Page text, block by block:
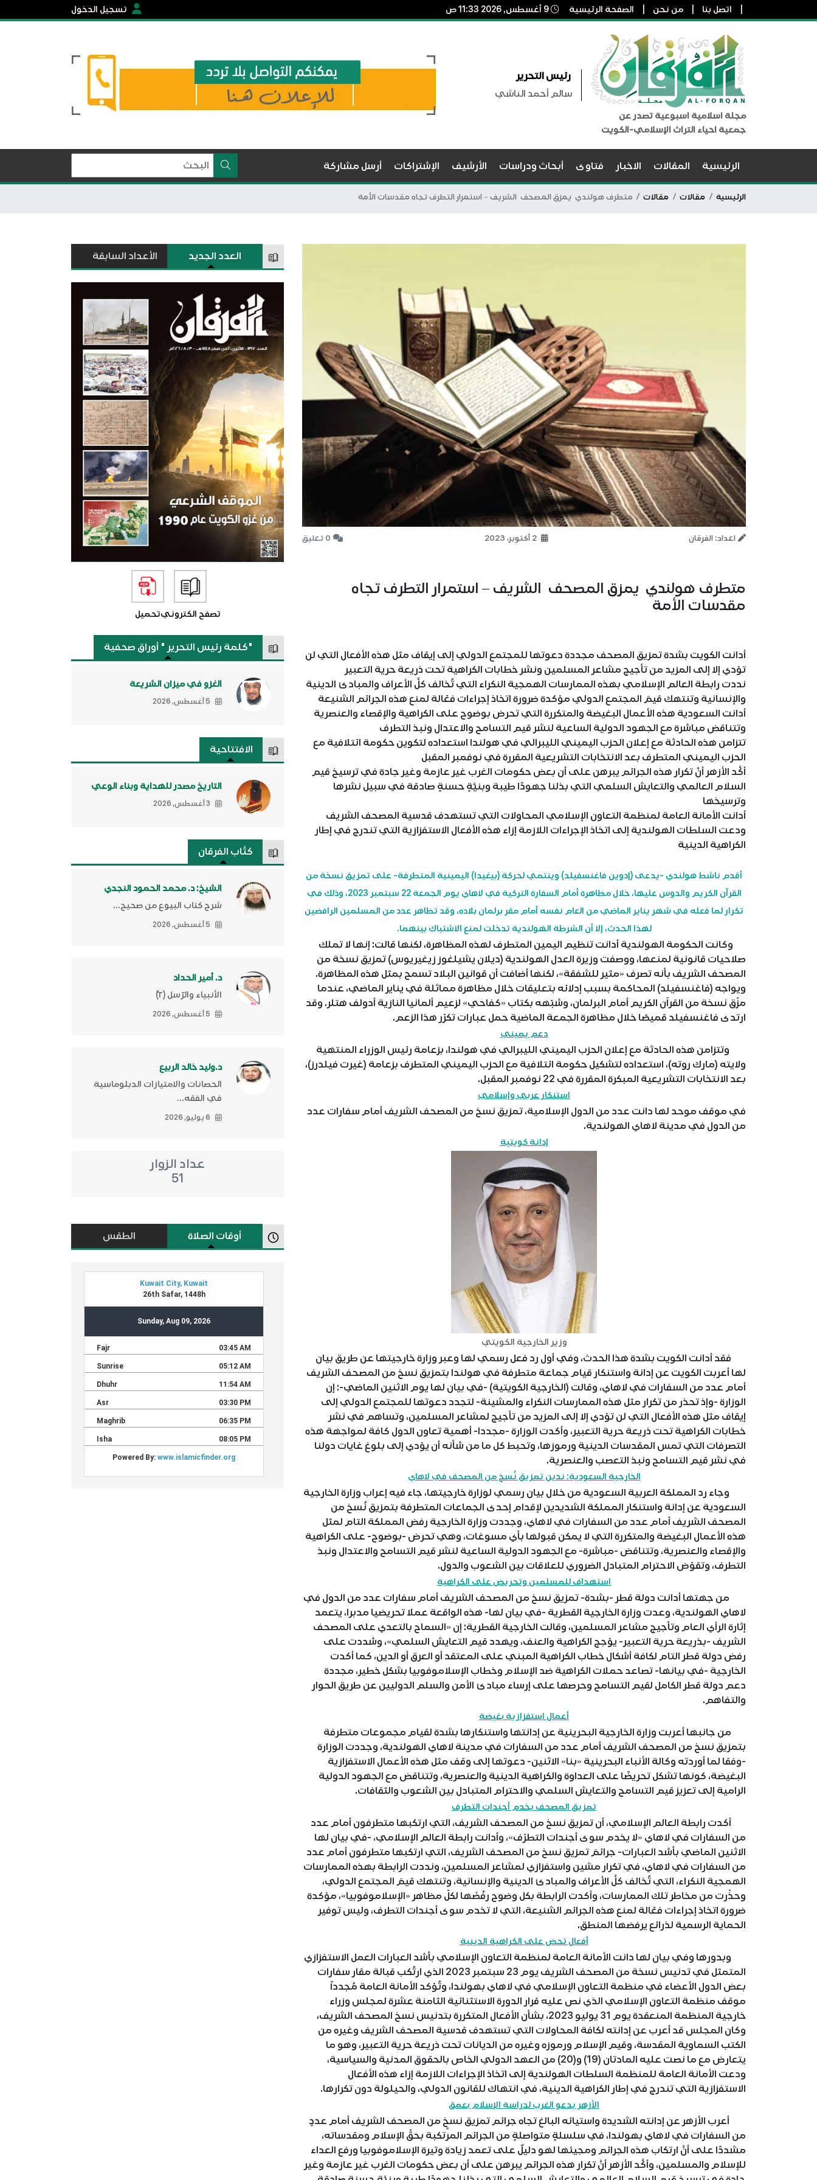
اتصل بنا من نحن الصفحة الرئيسية تسجيل الدخول
مجلة اسلامية اسبوعية تصدر عن
جمعية احياء التراث الإسلامي-الكويت
رئيس التحرير
سالم أحمد الناشي
الرئيسية المقالات الاخبار فتاوى أبحاث ودراسات الأرشيف الإشتراكات أرسل مشاركة
الرئيسية مقالات مقالات متطرف هولندي يمزق المصحف الشريف – استمرار التطرف تجاه مقدسات الأمة
اعداد: الفرقان 2 أكتوبر، 2023 0 تعليق
متطرف هولندي يمزق المصحف الشريف – استمرار التطرف تجاه
مقدسات الأمة
أدانت الكويت بشدة تمزيق المصحف مجددة دعوتها للمجتمع الدولي إلى إيقاف مثل هذه الأفعال التي لن
تؤدي إلا إلى المزيد من تأجيج مشاعر المسلمين ونشر خطابات الكراهية تحت ذريعة حرية التعبير
نددت رابطة العالم الإسلامي بهذه الممارسات الهمجية النكراء التي تُخالف كلَّ الأعراف والمبادئ الدينية
والإنسانية وتنتهك قيمَ المجتمع الدولي مؤكدة ضرورة اتخاذ إجراءات فعّالة لمنع هذه الجرائم الشنيعة
أدانت السعودية هذه الأعمال البغيضة والمتكررة التي تحرض بوضوح على الكراهية والإقصاء والعنصرية
وتتناقض مباشرة مع الجهود الدولية الساعية لنشر قيم التسامح والاعتدال ونبذ التطرف
تتزامن هذه الحادثة مع إعلان الحزب اليميني الليبرالي في هولندا استعداده لتكوين حكومة ائتلافية مع
الحزب اليميني المتطرف بعد الانتخابات التشريعية المقررة في نوفمبر المقبل
أكَّد الأزهر أنَّ تكرار هذه الجرائم يبرهن على أن بعض حكومات الغرب غير عازمة ‏وغير جادة في ‏ترسيخ قيم
السلام العالمي والتعايش السلمي التي بذلنا ‏جهودًا طيبة وبنيَّةٍ حسنةٍ صادقة في سبيل نشرها
وترسيخها
أدانت الأمانة العامة لمنظمة التعاون الإسلامي المحاولات التي تستهدف قدسية المصحف الشريف
ودعت السلطات الهولندية إلى اتخاذ الإجراءات اللازمة إزاء هذه الأفعال الاستفزازية التي تندرج في إطار
الكراهية الدينية
أقدم ناشط هولندي -يدعى (إدوين فاغنسفيلد) وينتمي لحركة (بيغيدا) اليمينية المتطرفة- على تمزيق نسخة من
القرآن الكريم والدوس عليها، خلال مظاهرة أمام السفارة التركية في لاهاي يوم الجمعة 22 سبتمبر 2023، وذلك في
تكرار لما فعله في شهر يناير الماضي من العام نفسه أمام مقر برلمان بلاده، وقد تظاهر عدد من المسلمين الرافضين
لهذا الحدث، إلا أن الشرطة الهولندية تدخلت لمنع الاشتباك بينهما.
وكانت الحكومة الهولندية أدانت تنظيم اليمين المتطرف لهذه المظاهرة، لكنها قالت: إنها لا تملك
صلاحيات قانونية لمنعها، ووصفت وزيرة العدل الهولندية (ديلان يشيلغوز زيغيريوس) تمزيق نسخة من
المصحف الشريف بأنه تصرف «مثير للشفقة»، لكنها أضافت أن قوانين البلاد تسمح بمثل هذه المظاهرة.
ويواجه (فاغنسفيلد) المحاكمة بسبب إدلائه بتعليقات خلال مظاهرة مماثلة في يناير الماضي، عندما
مزّق نسخة من القرآن الكريم أمام البرلمان، وشبّهه بكتاب «كفاحي» لزعيم ألمانيا النازية أدولف هتلر. وقد
ارتدى فاغنسفيلد قميصًا خلال مظاهرة الجمعة الماضية حمل عبارات تكرّر هذا الزعم.
دعم يميني
وتتزامن هذه الحادثة مع إعلان الحزب اليميني الليبرالي في هولندا، بزعامة رئيس الوزراء المنتهية
ولايته (مارك روته)، استعداده لتشكيل حكومة ائتلافية مع الحزب اليميني المتطرف بزعامة (غيرت فيلدرز)،
بعد الانتخابات التشريعية المبكرة المقررة في 22 نوفمبر المقبل.
استنكار عربي وإسلامي
في موقف موحد لها دانت عدد من الدول الإسلامية، تمزيق نسخ من المصحف الشريف أمام سفارات عدد
من الدول في مدينة لاهاي الهولندية.
إدانة كويتية
وزير الخارجية الكويتي
فقد أدانت الكويت بشدة هذا الحدث، وفي أول رد فعل رسمي لها وعبر وزارة خارجيتها عن طريق بيان
لها أعربت الكويت عن إدانة واستنكار قيام جماعة متطرفة في هولندا بتمزيق نسخ من المصحف الشريف
أمام عدد من السفارات في لاهاي، وقالت (الخارجية الكويتية) -في بيان لها يوم الاثنين الماضي-: إن
الوزارة -وإذ تحذر من تكرار مثل هذه الممارسات النكراء والمشينة- لتجدد دعوتها للمجتمع الدولي إلى
إيقاف مثل هذه الأفعال التي لن تؤدي إلا إلى المزيد من تأجيج لمشاعر المسلمين، وتساهم في نشر
خطابات الكراهية تحت ذريعة حرية التعبير، وأكدت الوزارة -مجددا- أهمية تعاون الدول كافة لمواجهة هذه
التصرفات التي تمس المقدسات الدينية ورموزها، وتحبط كل ما من شأنه أن يؤدي إلى بلوغ غايات دولنا
في نشر قيم التسامح ونبذ التعصب والعنصرية.
الخارجية السعودية: ندين تمزيق نُسخ من المصحف في لاهاي
وجاء رد المملكة العربية السعودية من خلال بيان رسمي لوزارة خارجيتها، جاء فيه إعراب وزارة الخارجية
السعودية عن إدانة واستنكار المملكة الشديدين لإقدام إحدى الجماعات المتطرفة بتمزيق نُسخ من
المصحف الشريف أمام عدد من السفارات في لاهاي، وجددت وزارة الخارجية رفض المملكة التام لمثل
هذه الأعمال البغيضة والمتكررة التي لا يمكن قبولها بأي مسوغات، وهي تحرض -بوضوح- على الكراهية
والإقصاء والعنصرية، وتتناقض -مباشرة- مع الجهود الدولية الساعية لنشر قيم التسامح والاعتدال ونبذ
التطرف، وتقوّض الاحترام المتبادل الضروري للعلاقات بين الشعوب والدول.
استهداف للمسلمين وتحريض على الكراهية
من جهتها أدانت دولة قطر -بشدة- تمزيق نسخ من المصحف الشريف أمام سفارات عدد من الدول في
لاهاي الهولندية، وعدت وزارة الخارجية القطرية -في بيان لها- هذه الواقعة عملا تحريضيا مدبرا، يتعمد
إثارة الرأي العام وتأجيج مشاعر المسلمين، وقالت الخارجية القطرية: إن «السماح بالتعدي على المصحف
الشريف -بذريعة حرية التعبير- يؤجج الكراهية والعنف، ويهدد قيم التعايش السلمي»، وشددت على
رفض دولة قطر التام لكافة أشكال خطاب الكراهية المبني على المعتقد أو العرق أو الدين، كما أكدت
الخارجية -في بيانها- تصاعد حملات الكراهية ضد الإسلام وخطاب الإسلاموفوبيا بشكل خطير، مجددة
دعم دولة قطر الكامل لقيم التسامح وحرصها على إرساء مبادئ الأمن والسلم الدوليين عن طريق الحوار
والتفاهم.
أعمال استفزازية بغيضة
من جانبها أعربت وزارة الخارجية البحرينية عن إدانتها واستنكارها بشدة لقيام مجموعات متطرفة
بتمزيق نسخ من المصحف الشريف أمام عدد من السفارات في مدينة لاهاي الهولندية، وجددت الوزارة
-وفقا لما أوردته وكالة الأنباء البحرينية «بنا» الاثنين- دعوتها إلى وقف مثل هذه الأعمال الاستفزازية
البغيضة، كونها تشكل تحريضًا على العداوة والكراهية الدينية والعنصرية، وتتناقض مع الجهود الدولية
الرامية إلى تعزيز قيم التسامح والتعايش السلمي والاحترام المتبادل بين الشعوب والثقافات.
تمزيق المصحف يخدم أجندات التطرف
أكدت رابطة العالم الإسلامي، أن تمزيق نسخ من المصحف الشريف، التي ارتكبها متطرفون أمام عدد
من السفارات في لاهاي «لا يخدم سوى أجندات التطرّف»، وأدانت رابطة العالم الإسلامي، -في بيان لها
الاثنين الماضي بأشد العبارات- جرائمَ تمزيق نسخ من المصحف الشريف، التي ارتكبها متطرفون أمام عدد
من السفارات في لاهاي، في تكرار مشين واستفزازي لمشاعر المسلمين، ونددت الرابطة بهذه الممارسات
الهمجية النكراء، التي تُخالف كلَّ الأعراف والمبادئ الدينية والإنسانية، وتنتهك قيمَ المجتمع الدولي،
وحذّرت من مخاطر تلك الممارسات، وأكدت الرابطة بكل وضوح رفْضَها لكلّ مظاهر «الإسلاموفوبيا»، مؤكدة
ضرورة اتخاذ إجراءات فعّالة لمنع هذه الجرائم الشنيعة، التي لا تخدم سوى أجندات التطرف، وليس توفير
الحماية الرسمية لذرائع يرفضها المنطق.
أفعال تحض على الكراهية الدينية
وبدورها وفي بيان لها دانت الأمانة العامة لمنظمة التعاون الإسلامي بأشد العبارات العمل الاستفزازي
المتمثل في تدنيس نسخة من المصحف الشريف يوم 23 سبتمبر 2023 الذي ارتُكب قبالة مقار سفارات
بعض الدول الأعضاء في منظمة التعاون الإسلامي في لاهاي بهولندا، وتُؤكد الأمانة العامة مُجدداً
موقف منظمة التعاون الإسلامي الذي نص عليه قرار الدورة الاستثنائية الثامنة عشرة لمجلس وزراء
خارجية المنظمة المنعقدة يوم 31 يوليو 2023، بشأن الأفعال المتكررة بتدنيس نسخ المصحف الشريف،
وكان المجلس قد أعرب عن إدانته لكافة المحاولات التي تستهدف قدسية المصحف الشريف وغيره من
الكتب السماوية المقدسة، وقيم الإسلام ورموزه وغيره من الديانات تحت ذريعة حرية التعبير، وهو ما
يتعارض مع ما نصت عليه المادتان (19) و(20) من العهد الدولي الخاص بالحقوق المدنية والسياسية،
ودعت الأمانة العامة للمنظمة السلطات الهولندية إلى اتخاذ الإجراءات اللازمة إزاء هذه الأفعال
الاستفزازية التي تندرج في إطار الكراهية الدينية، في انتهاك للقانون الدولي، والحيلولة دون تكرارها.
الأزهر يدعو الغرب لدراسة الإسلام بعمق
أعرب الأزهر عن إدانته الشديدة واستيائه البالغ تجاه جرائم تمزيق نسخٍ من المصحف الشريف أمام ‏عددٍ
من السفارات ‏في لاهاي بهولندا، في سلسلةٍ متواصلةٍ من الجرائم المرتكبة بحقِّ الإسلام ومقدساته،
‏مشددًا على أنَّ ارتكاب هذه الجرائم ومجيئها لهو دليلٌ على تعمد زيادة وتيرة الإسلاموفوبيا ورفع العداء
للإسلام والمسلمين، وأكَّد الأزهر أنَّ تكرار هذه الجرائم يبرهن على أن بعض حكومات الغرب غير عازمة ‏وغير
العدد الجديد الأعداد السابقة
تصفح الكترونيتحميل
"كلمة رئيس التحرير " أوراق صحفية
الغزو في ميزان الشريعة
5 أغسطس, 2026
الافتتاحية
التاريخ مصدر للهداية وبناء الوعي
3 أغسطس, 2026
كتَّاب الفرقان
الشيخ: د. محمد الحمود النجدي
شرح كتاب البيوع من صحيح...
5 أغسطس, 2026
د. أمير الحداد
الأنبياء والرّسل (٢)ّ
5 أغسطس, 2026
د.وليد خالد الربيع
الحصانات والامتيازات الدبلوماسية
في الفقه...
6 يوليو, 2026
عداد الزوار
51
أوقات الصلاة الطقس